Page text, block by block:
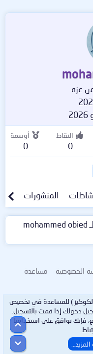
غزة
النقاط
0
أوسمة
0
المنشورات
لا توجد رسائل في الملف الشخصي لـ mohammed obied
الخصوصية
مساعدة
) للمساعدة في تخصيص
دخولك إذا قمت بالتسجيل.
فإنك توافق على استخدامناأعلى